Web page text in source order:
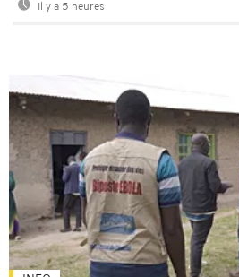
Il y a 5 heures